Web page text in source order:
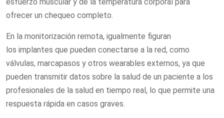
esfuerzo muscular y de la temperatura corporal para
ofrecer un chequeo completo.
En la monitorización remota, igualmente figuran
los implantes que pueden conectarse a la red, como
válvulas, marcapasos y otros wearables externos, ya que
pueden transmitir datos sobre la salud de un paciente a los
profesionales de la salud en tiempo real, lo que permite una
respuesta rápida en casos graves.